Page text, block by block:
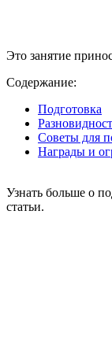
Это занятие
Содержание:
Подготовка
Советы для
Награды и
Узнать больше о
статьи.